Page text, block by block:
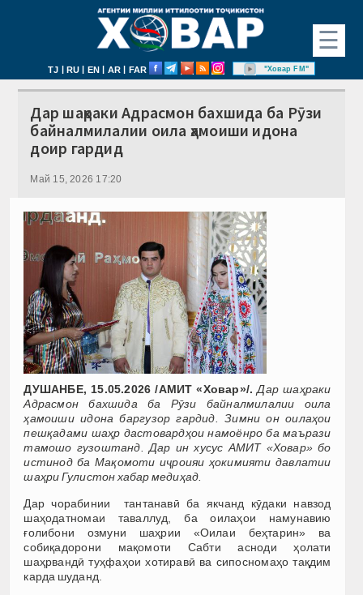
☰
TJ | RU | EN | AR | FAR "Ховар FM"
Дар шаҳраки Адрасмон бахшида ба Рӯзи
байналмилалии оила ҳамоиши идона
доир гардид
Май 15, 2026 17:20
ДУШАНБЕ, 15.05.2026 /АМИТ «Ховар»/. Дар шаҳраки
Адрасмон бахшида ба Рӯзи байналмилалии оила
ҳамоиши идона баргузор гардид. Зимни он оилаҳои
пешқадами шаҳр дастовардҳои намоёнро ба маърази
тамошо гузоштанд. Дар ин хусус АМИТ «Ховар» бо
истинод ба Мақомоти иҷроияи ҳокимияти давлатии
шаҳри Гулистон хабар медиҳад.
Дар чорабинии тантанавӣ ба якчанд кӯдаки навзод
шаҳодатномаи таваллуд, ба оилаҳои намунавию
ғолибони озмуни шаҳрии «Оилаи беҳтарин» ва
собиқадорони мақомоти Сабти асноди ҳолати
шаҳрвандӣ туҳфаҳои хотиравӣ ва сипосномаҳо тақдим
карда шуданд.